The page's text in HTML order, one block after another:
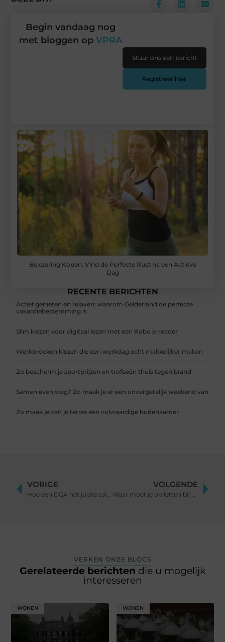
Boxspring Kopen: Vind de Perfecte Rust na een Actieve
Dag
RECENTE BERICHTEN
Actief genieten én relaxen: waarom Gelderland de perfecte
vakantiebestemming is
Slim kiezen voor digitaal lezen met een Kobo e-reader
Werkbroeken kiezen die een werkdag echt makkelijker maken
Zo bescherm je sportprijzen en trofeeën thuis tegen brand
Samen even weg? Zo maak je er een onvergetelijk weekend van
Zo maak je van je terras een volwaardige buitenkamer
Begin vandaag nog
met bloggen opVPRA
Stuur ons een bericht
Registreer hier
VORIGE
Hoe een DGA het juiste salaris bepaalt en optimaal gebruikmaakt van salarisadministratie software
VOLGENDE
Waar moet je op letten bij het kopen van exclusieve muurdecoratie online?
VERKEN ONZE BLOGS
Gerelateerde berichten die u mogelijk
interesseren
WONEN WONEN